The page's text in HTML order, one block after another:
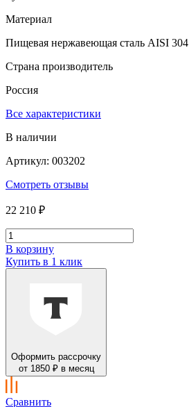
Материал
Пищевая нержавеющая сталь AISI 304
Страна производитель
Россия
Все характеристики
В наличии
Артикул: 003202
Смотреть отзывы
22 210 ₽
В корзину
Купить в 1 клик
Оформить рассрочку
от 1850 ₽ в месяц
Сравнить